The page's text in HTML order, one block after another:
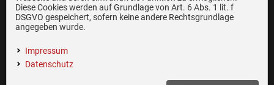
Hilfe & Kontakt
Service-Leistungen
Zahlarten
Versand- &
Über moebelplus
Datenschutz
Cookie-Einstellungen
Diese Cookies werden auf Grundlage von Art. 6 Abs. 1 lit. f
DSGVO gespeichert, sofern keine andere Rechtsgrundlage
angegeben wurde.
Impressum
Datenschutz